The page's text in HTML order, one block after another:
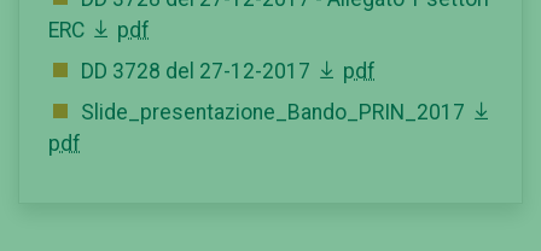
ERC
pdf
DD 3728 del 27-12-2017
pdf
Slide_presentazione_Bando_PRIN_2017
pdf